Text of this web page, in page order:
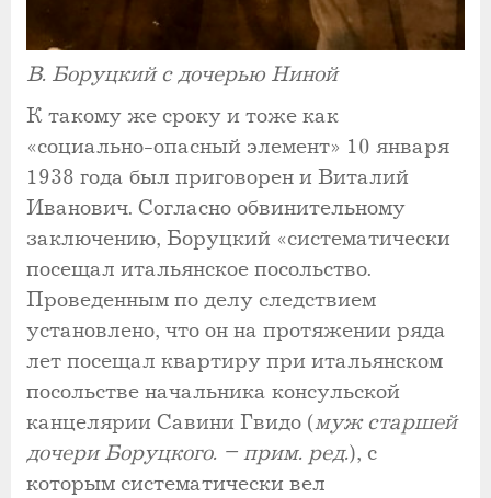
В. Боруцкий с дочерью Ниной
К такому же сроку и тоже как
«социально-опасный элемент» 10 января
1938 года был приговорен и Виталий
Иванович. Согласно обвинительному
заключению, Боруцкий «систематически
посещал итальянское посольство.
Проведенным по делу следствием
установлено, что он на протяжении ряда
лет посещал квартиру при итальянском
посольстве начальника консульской
канцелярии Савини Гвидо (муж старшей
дочери Боруцкого. – прим. ред.), с
которым систематически вел